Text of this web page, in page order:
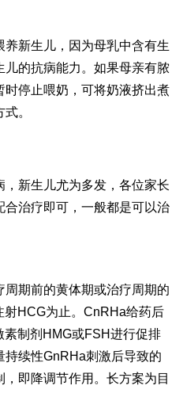
新生儿，因为母乳中含有生
的抗病能力。如果母亲有脓
停止喂奶，可将奶液挤出煮
。
新生儿尤为多发，各位家长
治疗即可，一般都是可以治
期前的黄体期或治疗周期的
HCG为止。CnRHa给药后
制剂HMG或FSH进行促排
续性GnRHa刺激后导致的
即降调节作用。长方案为目